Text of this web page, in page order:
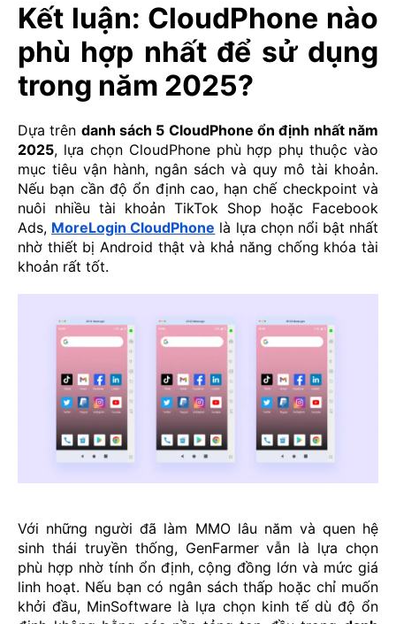
Kết luận: CloudPhone nào
phù hợp nhất để sử dụng
trong năm 2025?
Dựa trên danh sách 5 CloudPhone ổn định nhất năm
2025, lựa chọn CloudPhone phù hợp phụ thuộc vào
mục tiêu vận hành, ngân sách và quy mô tài khoản.
Nếu bạn cần độ ổn định cao, hạn chế checkpoint và
nuôi nhiều tài khoản TikTok Shop hoặc Facebook
Ads, MoreLogin CloudPhone là lựa chọn nổi bật nhất
nhờ thiết bị Android thật và khả năng chống khóa tài
khoản rất tốt.
Với những người đã làm MMO lâu năm và quen hệ
sinh thái truyền thống, GenFarmer vẫn là lựa chọn
phù hợp nhờ tính ổn định, cộng đồng lớn và mức giá
linh hoạt. Nếu bạn có ngân sách thấp hoặc chỉ muốn
khởi đầu, MinSoftware là lựa chọn kinh tế dù độ ổn